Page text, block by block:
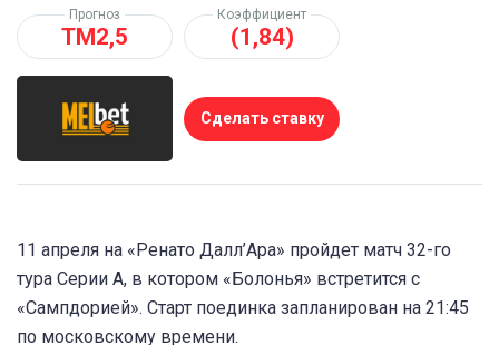
Прогноз
ТМ2,5
Коэффициент
(1,84)
Сделать ставку
11 апреля на «Ренато Далл’Ара» пройдет матч 32-го
тура Серии А, в котором «Болонья» встретится с
«Сампдорией». Старт поединка запланирован на 21:45
по московскому времени.